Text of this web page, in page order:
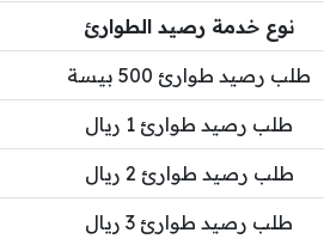
نوع خدمة رصيد الطوارئ
طلب رصيد طوارئ 500 بيسة
طلب رصيد طوارئ 1 ريال
طلب رصيد طوارئ 2 ريال
طلب رصيد طوارئ 3 ريال